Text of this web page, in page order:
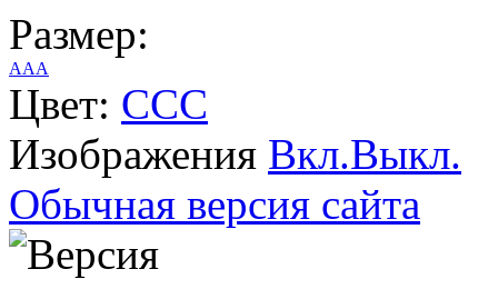
Размер:
AAA
Цвет: CCC
Изображения Вкл.Выкл.
Обычная версия сайта